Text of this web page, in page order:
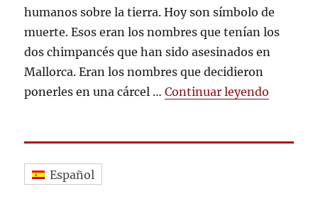
humanos sobre la tierra. Hoy son símbolo de
muerte. Esos eran los nombres que tenían los
dos chimpancés que han sido asesinados en
Mallorca. Eran los nombres que decidieron
ponerles en una cárcel …Continuar leyendo
Español